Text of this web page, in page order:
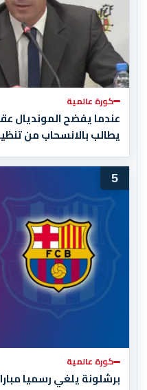
كورة عالمية
عندما يفضح المونديال
5
كورة عالمية
برشلونة يلغي رسميا